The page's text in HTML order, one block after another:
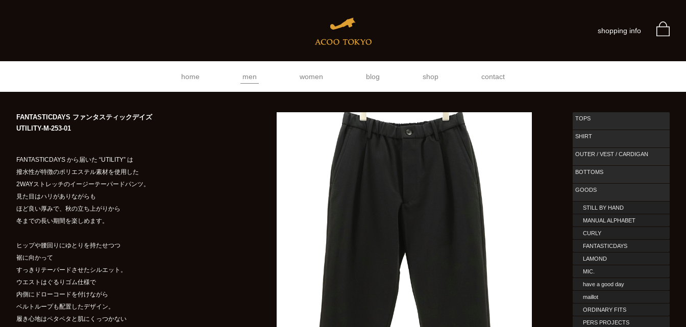
shopping info
home men women blog shop contact
FANTASTICDAYS ファンタスティックデイズ
UTILITY-M-253-01
FANTASTICDAYS から届いた “UTILITY” は
撥水性が特徴のポリエステル素材を使用した
2WAYストレッチのイージーテーパードパンツ。
見た目はハリがありながらも
ほど良い厚みで、秋の立ち上がりから
冬までの長い期間を楽しめます。
ヒップや腰回りにゆとりを持たせつつ
裾に向かって
すっきりテーパードさせたシルエット。
ウエストはぐるりゴム仕様で
内側にドローコードを付けながら
ベルトループも配置したデザイン。
履き心地はペタペタと肌にくっつかない
TOPS
SHIRT
OUTER / VEST / CARDIGAN
BOTTOMS
GOODS
STILL BY HAND
MANUAL ALPHABET
CURLY
FANTASTICDAYS
LAMOND
MIC.
have a good day
maillot
ORDINARY FITS
PERS PROJECTS